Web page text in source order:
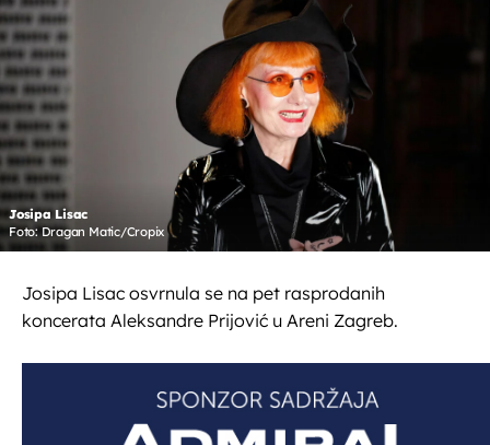
Josipa Lisac
Foto: Dragan Matic/Cropix
Josipa Lisac osvrnula se na pet rasprodanih
koncerata Aleksandre Prijović u Areni Zagreb.
OMOGUĆI OBAVIJESTI